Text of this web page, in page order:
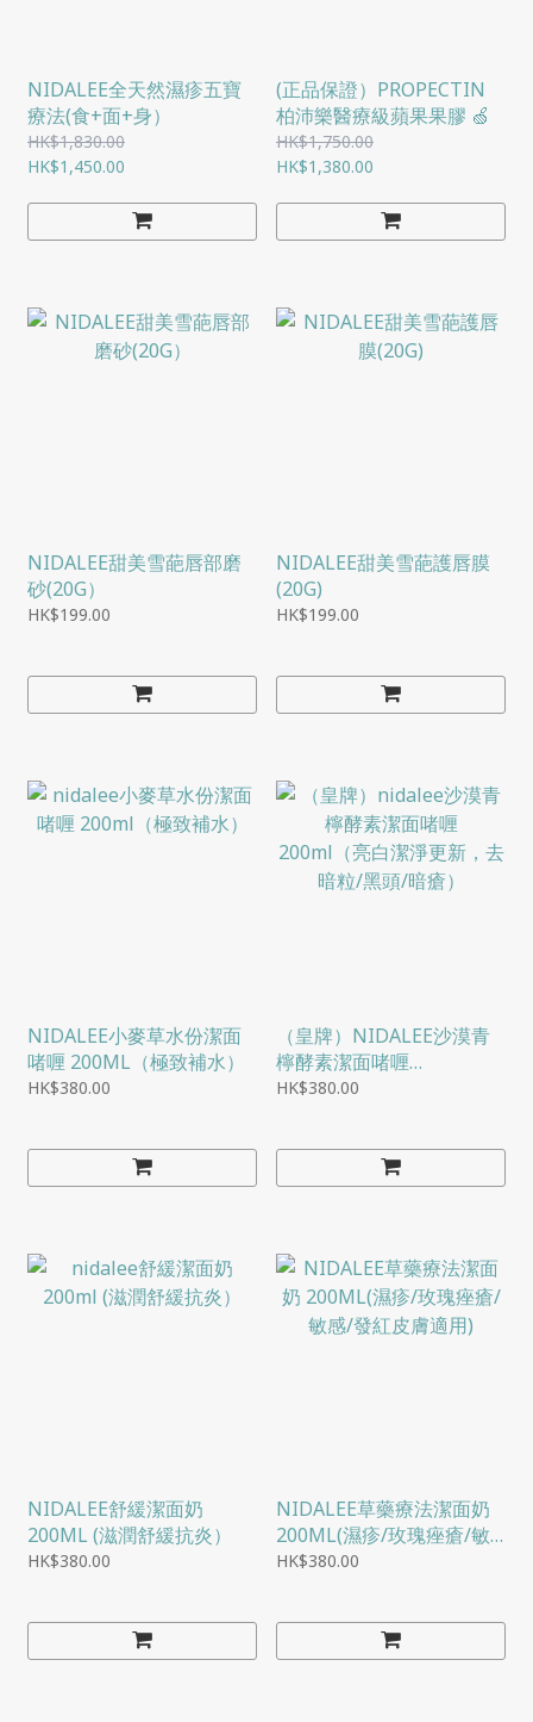
NIDALEE全天然濕疹五寶
療法(食+面+身）
HK$1,830.00
HK$1,450.00
(正品保證）PROPECTIN
柏沛樂醫療級蘋果果膠 🍏
HK$1,750.00
HK$1,380.00
NIDALEE甜美雪葩唇部磨
砂(20G）
HK$199.00
NIDALEE甜美雪葩護唇膜
(20G)
HK$199.00
NIDALEE小麥草水份潔面
啫喱 200ML（極致補水）
HK$380.00
（皇牌）NIDALEE沙漠青
檸酵素潔面啫喱
200ML（亮白潔淨更新，
HK$380.00
NIDALEE舒緩潔面奶
200ML (滋潤舒緩抗炎）
HK$380.00
NIDALEE草藥療法潔面奶
200ML(濕疹/玫瑰痤瘡/敏
感/發紅皮膚適用)
HK$380.00